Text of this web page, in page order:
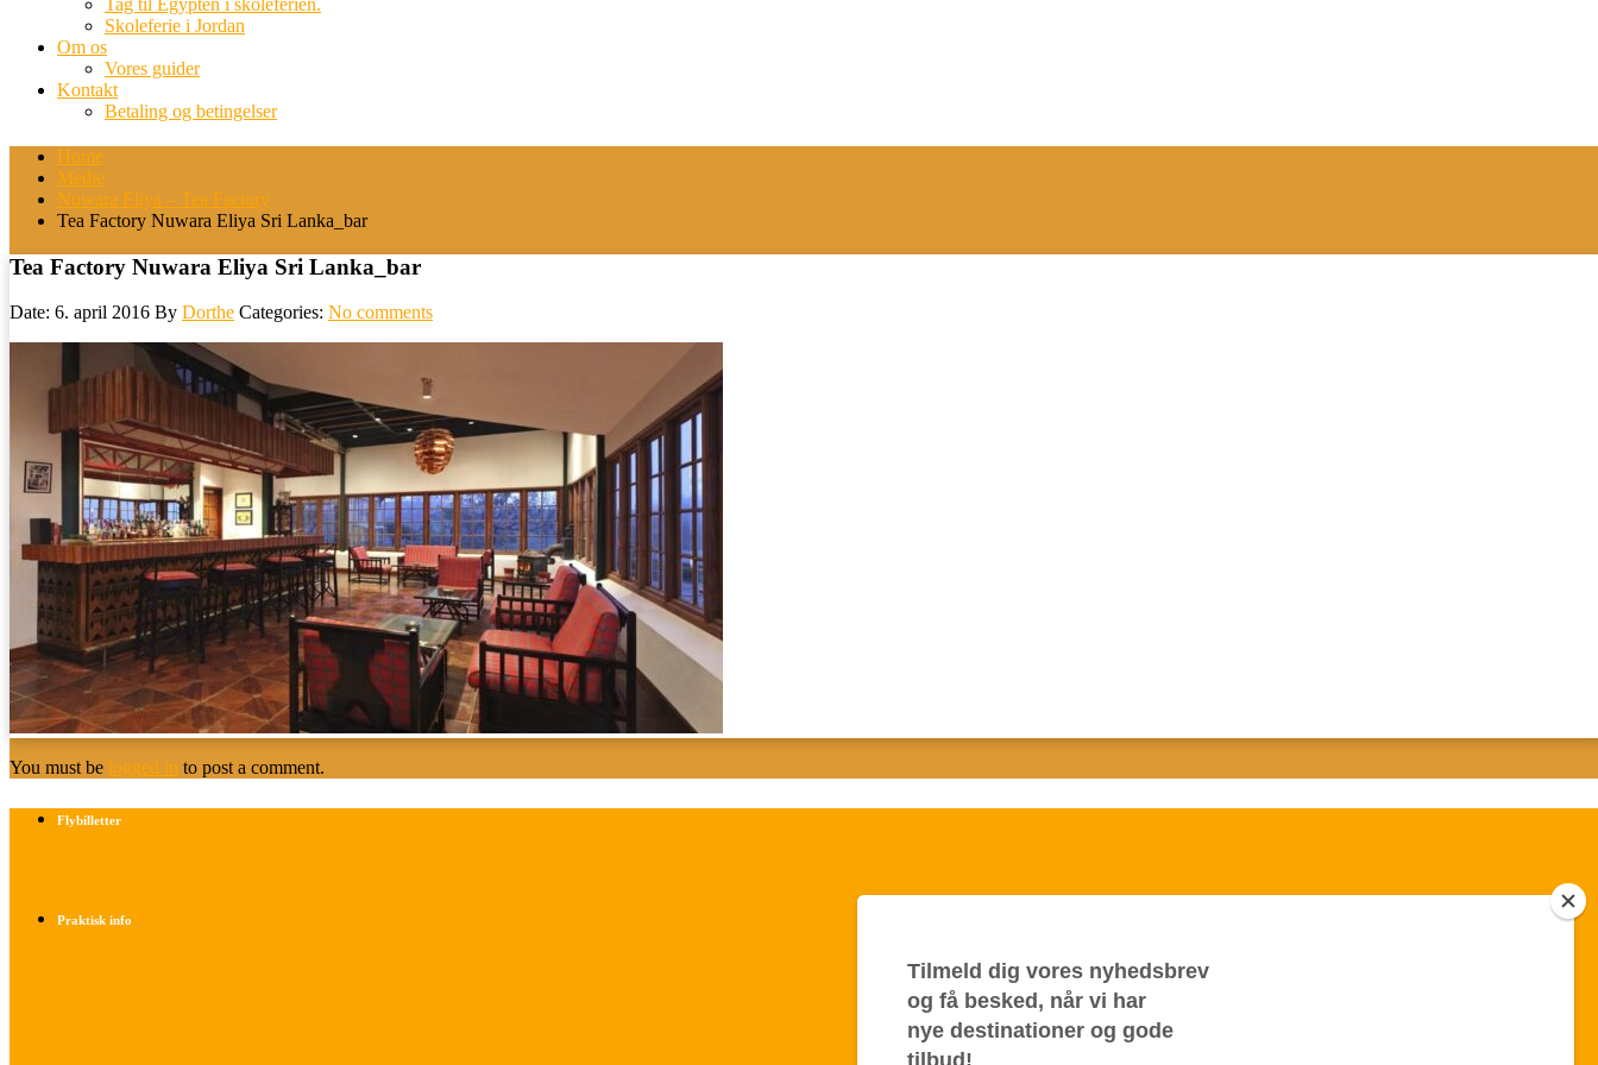
Tag til Egypten i skoleferien.
Skoleferie i Jordan
Om os
Vores guider
Kontakt
Betaling og betingelser
Home
Medie
Nuwara Eliya – Tea Factory
Tea Factory Nuwara Eliya Sri Lanka_bar
Tea Factory Nuwara Eliya Sri Lanka_bar
Date: 6. april 2016 By Dorthe Categories: No comments
You must be logged in to post a comment.
Flybilletter
Praktisk info